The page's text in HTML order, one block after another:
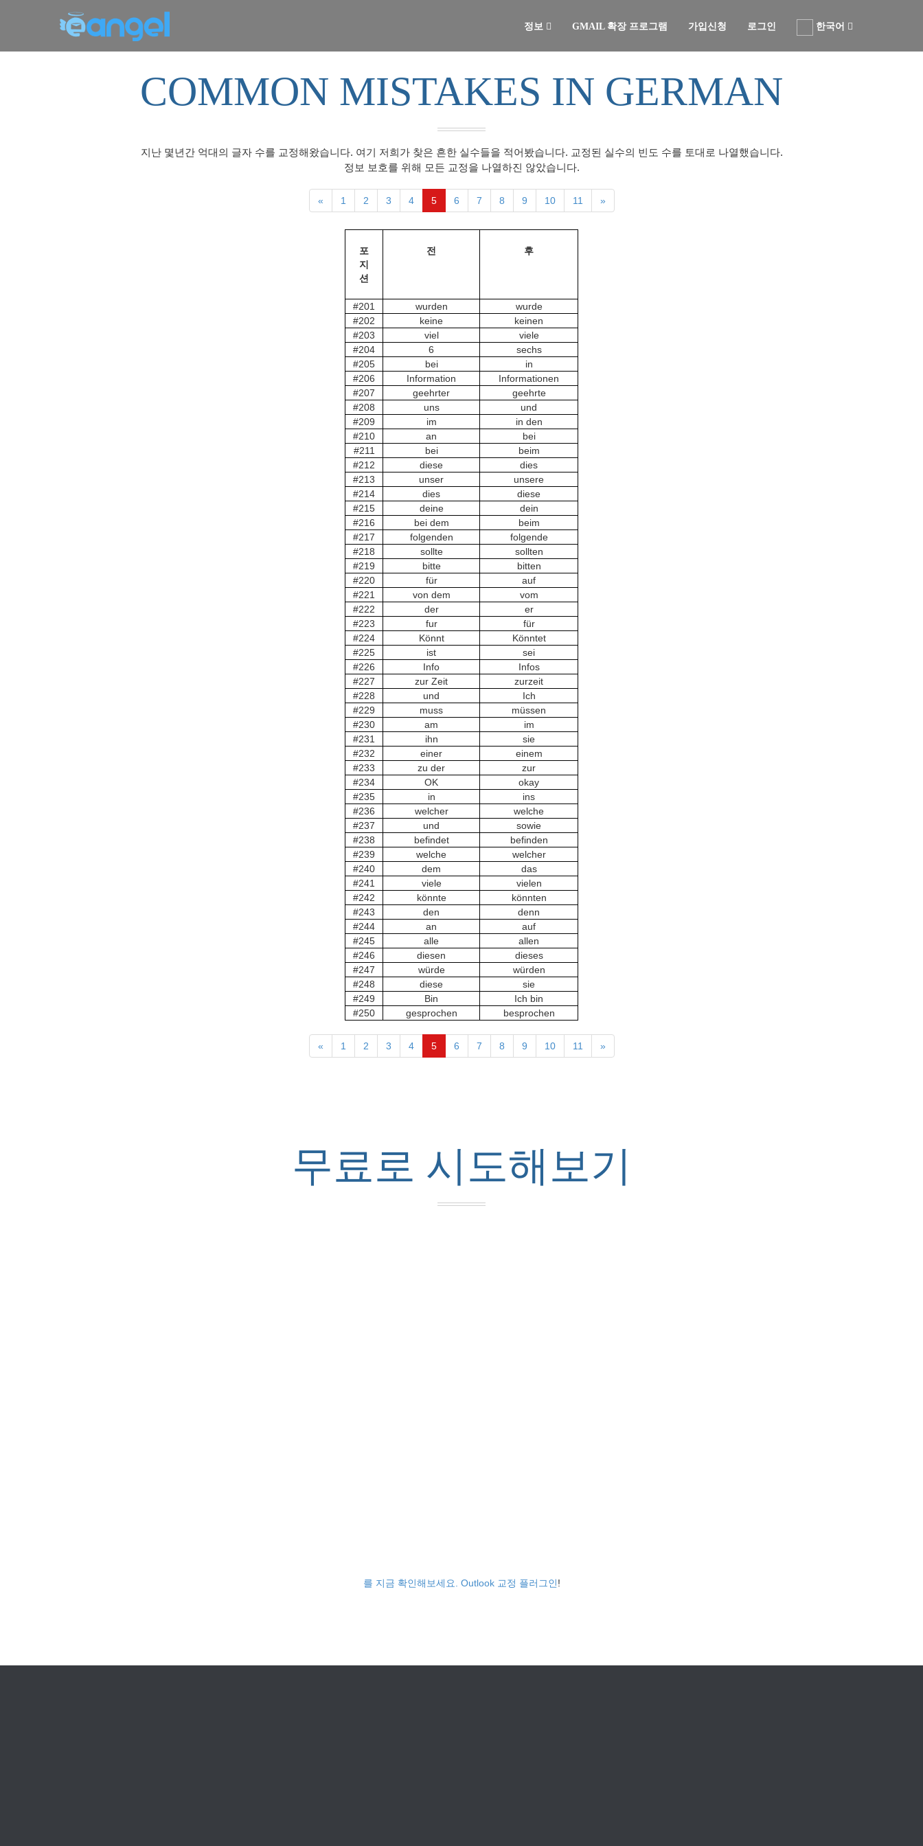
정보 GMAIL 확장 프로그램 가입신청 로그인 한국어
COMMON MISTAKES IN GERMAN
지난 몇년간 억대의 글자 수를 교정해왔습니다. 여기 저희가 찾은 흔한 실수들을 적어봤습니다. 교정된 실수의 빈도 수를 토대로 나열했습니다.
정보 보호를 위해 모든 교정을 나열하진 않았습니다.
« 1 2 3 4 5 6 7 8 9 10 11 »
포
지
션
전 후
#201 wurden
wurde
#202
keine
keinen
#203
viel
viele
#204
6
sechs
#205
bei
in
#206
Information
Informationen
#207
geehrter
geehrte
#208
uns
und
#209
im
in den
#210
an
bei
#211
bei
beim
#212
diese
dies
#213
unser
unsere
#214
dies
diese
#215
deine
dein
#216
bei dem
beim
#217
folgenden
folgende
#218
sollte
sollten
#219
bitte
bitten
#220
für
auf
#221
von dem
vom
#222
der
er
#223
fur
für
#224
Könnt
Könntet
#225
ist
sei
#226
Info
Infos
#227
zur Zeit
zurzeit
#228
und
Ich
#229
muss
müssen
#230
am
im
#231
ihn
sie
#232
einer
einem
#233
zu der
zur
#234
OK
okay
#235
in
ins
#236
welcher
welche
#237
und
sowie
#238
befindet
befinden
#239
welche
welcher
#240
dem
das
#241
viele
vielen
#242
könnte
könnten
#243
den
denn
#244
an
auf
#245
alle
allen
#246
diesen
dieses
#247
würde
würden
#248
diese
sie
#249
Bin
Ich bin
#250
gesprochen besprochen
« 1 2 3 4 5 6 7 8 9 10 11 »
무료로 시도해보기
를 지금 확인해보세요. Outlook 교정 플러그인!